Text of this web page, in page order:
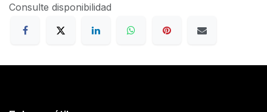
Consulte disponibilidad